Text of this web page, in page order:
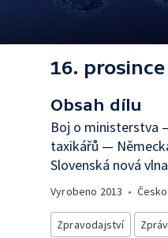
16. prosince
Obsah dílu
Boj o ministerstva
taxikářů —
Slovenská nová vlna
Vyrobeno 2013 • Česko
Zpravodajství